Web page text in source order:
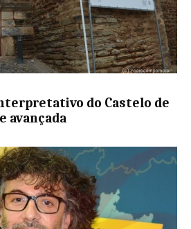
do Castelo de
avançada